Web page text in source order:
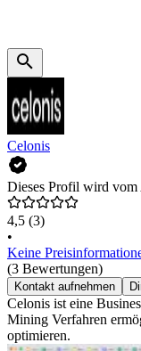
Celonis
Dieses Profil wird vom
4,5 (3)
•
Keine
(3 Bewertungen)
Kontakt aufnehmen
Celonis ist eine
Mining Verfahren
optimieren.